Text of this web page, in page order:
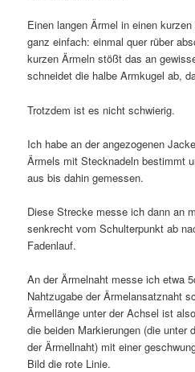
Einen langen Ärmel in einen
ganz einfach: einmal quer rüber
kurzen Ärmeln stößt das an
schneidet die halbe Armkugel ab,
Trotzdem ist es nicht schwierig.
Ich habe an der angezogenen
Ärmels mit Stecknadeln bestimmt
aus bis dahin gemessen.
Diese Strecke messe ich dann an
senkrecht vom Schulterpunkt ab
Fadenlauf.
An der Ärmelnaht messe ich etwa
Nahtzugabe der Ärmelansatznaht
Ärmellänge unter der Achsel ist
die beiden Markierungen (die unter
der Ärmellnaht) mit einer
Bild die rote Linie.